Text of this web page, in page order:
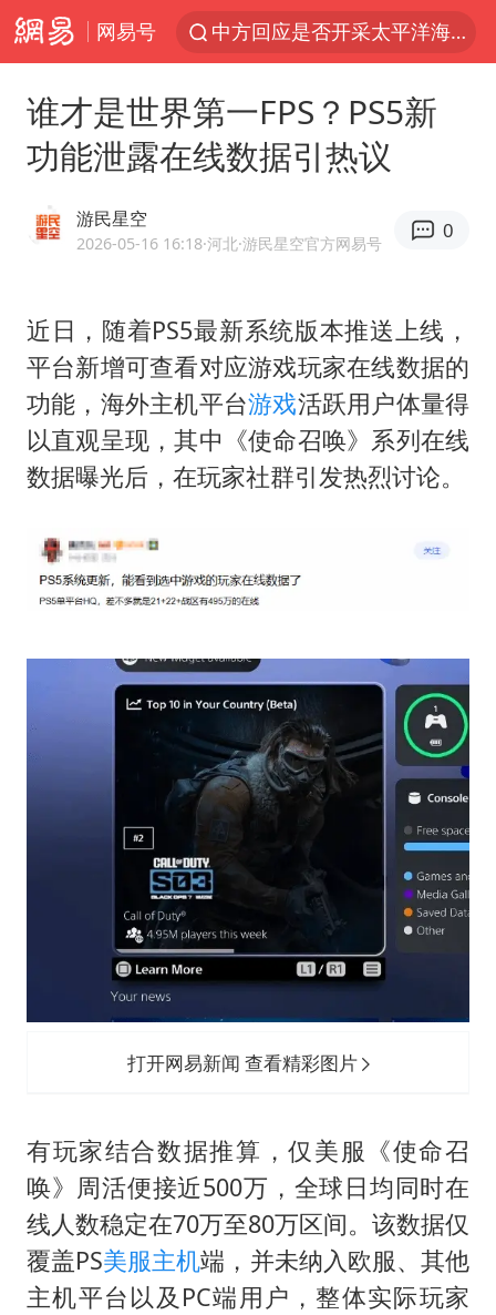
网易号
中方回应是否开采太平洋海底稀土资源
郑国霖回应去景区上班被保安拦下
感觉全东北都在等7号
扎哈罗娃批广岛市长不提美国原子弹
泰国一女公务员妆容引争议 本人回应
多地要求领导干部带头休假
女子利用漏洞0元薅走3000多件家电
奋进开新局 实干挑大梁
谁才是世界第一FPS？PS5新
功能泄露在线数据引热议
游民星空
2026-05-16 16:18·河北·游民星空官方网易号
0
近日，随着PS5最新系统版本推送上线，
平台新增可查看对应游戏玩家在线数据的
功能，海外主机平台游戏活跃用户体量得
以直观呈现，其中《使命召唤》系列在线
数据曝光后，在玩家社群引发热烈讨论。
打开网易新闻 查看精彩图片
有玩家结合数据推算，仅美服《使命召
唤》周活便接近500万，全球日均同时在
线人数稳定在70万至80万区间。该数据仅
覆盖PS美服主机端，并未纳入欧服、其他
主机平台以及PC端用户，整体实际玩家